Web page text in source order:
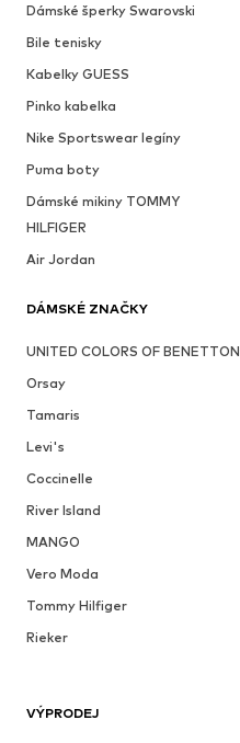
Dámské šperky Swarovski
Bile tenisky
Kabelky GUESS
Pinko kabelka
Nike Sportswear legíny
Puma boty
Dámské mikiny TOMMY
HILFIGER
Air Jordan
DÁMSKÉ ZNAČKY
UNITED COLORS OF BENETTON
Orsay
Tamaris
Levi's
Coccinelle
River Island
MANGO
Vero Moda
Tommy Hilfiger
Rieker
VÝPRODEJ